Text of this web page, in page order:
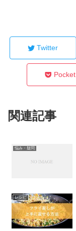
Twitter
Pocket
関連記事
悩み・疑問
レシピ